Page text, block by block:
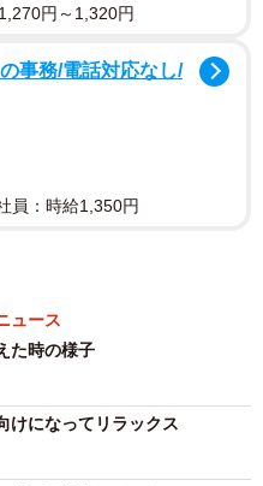
円～1,320円
事務/電話対応なし/
員：時給1,350円
ュース
た時の様子
けになってリラックス